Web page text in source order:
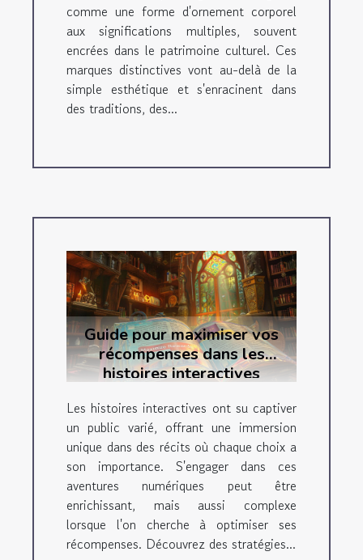
comme une forme d'ornement corporel
aux significations multiples, souvent
encrées dans le patrimoine culturel. Ces
marques distinctives vont au-delà de la
simple esthétique et s'enracinent dans
des traditions, des...
Guide pour maximiser vos
récompenses dans les
histoires interactives
Les histoires interactives ont su captiver
un public varié, offrant une immersion
unique dans des récits où chaque choix a
son importance. S'engager dans ces
aventures numériques peut être
enrichissant, mais aussi complexe
lorsque l'on cherche à optimiser ses
récompenses. Découvrez des stratégies...